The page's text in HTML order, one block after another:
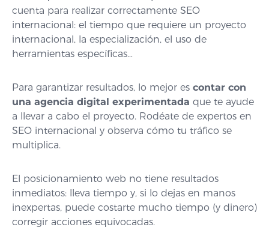
cuenta para realizar correctamente SEO
internacional: el tiempo que requiere un proyecto
internacional, la especialización, el uso de
herramientas específicas…
Para garantizar resultados, lo mejor es contar con
una agencia digital experimentada que te ayude
a llevar a cabo el proyecto. Rodéate de expertos en
SEO internacional y observa cómo tu tráfico se
multiplica.
El posicionamiento web no tiene resultados
inmediatos: lleva tiempo y, si lo dejas en manos
inexpertas, puede costarte mucho tiempo (y dinero)
corregir acciones equivocadas.